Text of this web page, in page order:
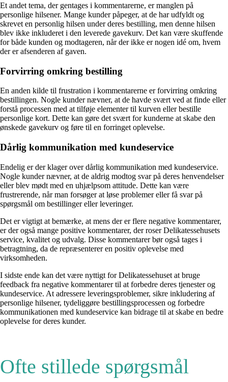
Et andet tema, der gentages i kommentarerne, er manglen på
personlige hilsener. Mange kunder påpeger, at de har udfyldt og
skrevet en personlig hilsen under deres bestilling, men denne hilsen
blev ikke inkluderet i den leverede gavekurv. Det kan være skuffende
for både kunden og modtageren, når der ikke er nogen idé om, hvem
der er afsenderen af ​​gaven.
Forvirring omkring bestilling
En anden kilde til frustration i kommentarerne er forvirring omkring
bestillingen. Nogle kunder nævner, at de havde svært ved at finde eller
forstå processen med at tilføje elementer til kurven eller bestille
personlige kort. Dette kan gøre det svært for kunderne at skabe den
ønskede gavekurv og føre til en forringet oplevelse.
Dårlig kommunikation med kundeservice
Endelig er der klager over dårlig kommunikation med kundeservice.
Nogle kunder nævner, at de aldrig modtog svar på deres henvendelser
eller blev mødt med en uhjælpsom attitude. Dette kan være
frustrerende, når man forsøger at løse problemer eller få svar på
spørgsmål om bestillinger eller leveringer.
Det er vigtigt at bemærke, at mens der er flere negative kommentarer,
er der også mange positive kommentarer, der roser Delikatessehusets
service, kvalitet og udvalg. Disse kommentarer bør også tages i
betragtning, da de repræsenterer en positiv oplevelse med
virksomheden.
I sidste ende kan det være nyttigt for Delikatessehuset at bruge
feedback fra negative kommentarer til at forbedre deres tjenester og
kundeservice. At adressere leveringsproblemer, sikre inkludering af
personlige hilsener, tydeliggøre bestillingsprocessen og forbedre
kommunikationen med kundeservice kan bidrage til at skabe en bedre
oplevelse for deres kunder.
Ofte stillede spørgsmål